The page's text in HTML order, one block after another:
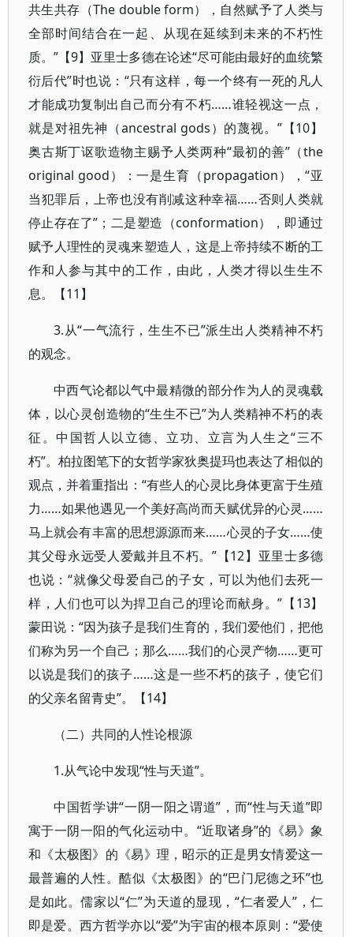
共生共存（The double form），自然赋予了人类与
全部时间结合在一起、从现在延续到未来的不朽性
质。”【9】亚里士多德在论述“尽可能由最好的血统繁
衍后代”时也说：“只有这样，每一个终有一死的凡人
才能成功复制出自己而分有不朽……谁轻视这一点，
就是对祖先神（ancestral gods）的蔑视。”【10】
奥古斯丁讴歌造物主赐予人类两种“最初的善”（the
original good）：一是生育（propagation），“亚
当犯罪后，上帝也没有削减这种幸福……否则人类就
停止存在了”；二是塑造（conformation），即通过
赋予人理性的灵魂来塑造人，这是上帝持续不断的工
作和人参与其中的工作，由此，人类才得以生生不
息。【11】
3.从“一气流行，生生不已”派生出人类精神不朽
的观念。
中西气论都以气中最精微的部分作为人的灵魂载
体，以心灵创造物的“生生不已”为人类精神不朽的表
征。中国哲人以立德、立功、立言为人生之“三不
朽”。柏拉图笔下的女哲学家狄奥提玛也表达了相似的
观点，并着重指出：“有些人的心灵比身体更富于生殖
力……如果他遇见一个美好高尚而天赋优异的心灵……
马上就会有丰富的思想源源而来……心灵的子女……使
其父母永远受人爱戴并且不朽。”【12】亚里士多德
也说：“就像父母爱自己的子女，可以为他们去死一
样，人们也可以为捍卫自己的理论而献身。”【13】
蒙田说：“因为孩子是我们生育的，我们爱他们，把他
们称为另一个自己；那么……我们的心灵产物……更可
以说是我们的孩子……这是一些不朽的孩子，使它们
的父亲名留青史”。【14】
（二）共同的人性论根源
1.从气论中发现“性与天道”。
中国哲学讲“一阴一阳之谓道”，而“性与天道”即
寓于一阴一阳的气化运动中。“近取诸身”的《易》象
和《太极图》的《易》理，昭示的正是男女情爱这一
最普遍的人性。酷似《太极图》的“巴门尼德之环”也
是如此。儒家以“仁”为天道的显现，“仁者爱人”，仁
即是爱。西方哲学亦以“爱”为宇宙的根本原则：“爱使